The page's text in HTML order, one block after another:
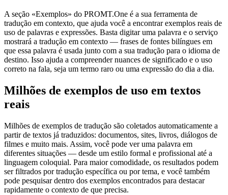
A seção «Exemplos» do PROMT.One é a sua ferramenta de
tradução em contexto, que ajuda você a encontrar exemplos reais de
uso de palavras e expressões. Basta digitar uma palavra e o serviço
mostrará a tradução em contexto — frases de fontes bilíngues em
que essa palavra é usada junto com a sua tradução para o idioma de
destino. Isso ajuda a compreender nuances de significado e o uso
correto na fala, seja um termo raro ou uma expressão do dia a dia.
Milhões de exemplos de uso em textos
reais
Milhões de exemplos de tradução são coletados automaticamente a
partir de textos já traduzidos: documentos, sites, livros, diálogos de
filmes e muito mais. Assim, você pode ver uma palavra em
diferentes situações — desde um estilo formal e profissional até a
linguagem coloquial. Para maior comodidade, os resultados podem
ser filtrados por tradução específica ou por tema, e você também
pode pesquisar dentro dos exemplos encontrados para destacar
rapidamente o contexto de que precisa.